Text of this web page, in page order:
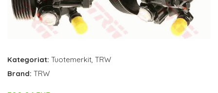
Kategoriat: Tuotemerkit TRW
Brand: TRW